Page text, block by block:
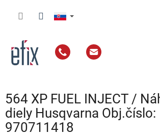
564 XP FUEL INJECT /
diely Husqvarna Obj.číslo:
970711418